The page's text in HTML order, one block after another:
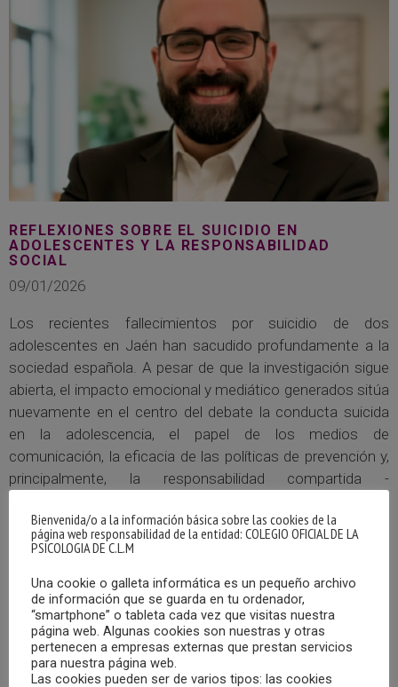
REFLEXIONES SOBRE EL SUICIDIO EN
ADOLESCENTES Y LA RESPONSABILIDAD
SOCIAL
09/01/2026
Los recientes fallecimientos por suicidio de dos
adolescentes en Jaén han sacudido profundamente a la
sociedad española. A pesar de que la investigación sigue
abierta, el impacto emocional y mediático generados sitúa
nuevamente en el centro del debate la conducta suicida
en la adolescencia, el papel de los medios de
comunicación, la eficacia de las políticas de prevención y,
principalmente, la responsabilidad compartida -
que, lejos de remitir, continua muy presente.
Bienvenida/o a la información básica sobre las cookies de la
página web responsabilidad de la entidad: COLEGIO OFICIAL DE LA
PSICOLOGIA DE C.L.M
Una cookie o galleta informática es un pequeño archivo
de información que se guarda en tu ordenador,
“smartphone” o tableta cada vez que visitas nuestra
página web. Algunas cookies son nuestras y otras
pertenecen a empresas externas que prestan servicios
para nuestra página web.
Las cookies pueden ser de varios tipos: las cookies